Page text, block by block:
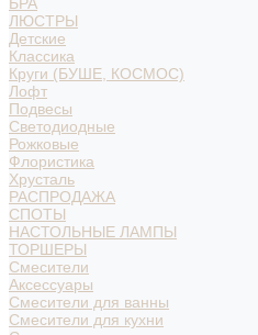
ЛЮСТРЫ
Детские
Классика
Круги (БУШЕ, КОСМОС)
Лофт
Подвесы
Светодиодные
Рожковые
Флористика
Хрусталь
РАСПРОДАЖА
СПОТЫ
НАСТОЛЬНЫЕ ЛАМПЫ
ТОРШЕРЫ
Смесители
Аксессуары
Смесители для ванны
Смесители для кухни